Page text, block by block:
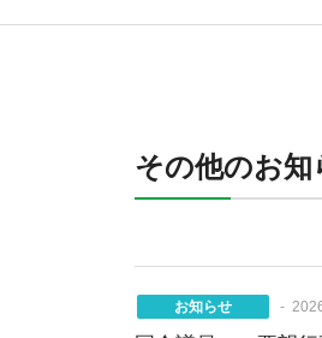
その他のお知
お知らせ